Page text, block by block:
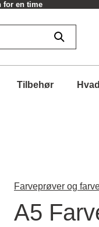
for en time
Tilbehør
Farveprøver og
A5